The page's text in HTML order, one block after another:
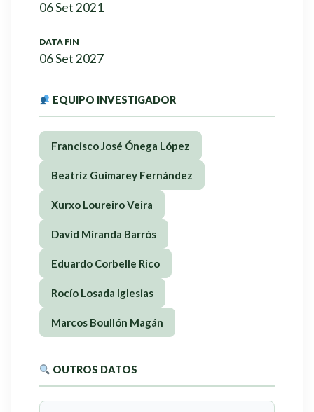
06 Set 2021
DATA FIN
06 Set 2027
EQUIPO INVESTIGADOR
Francisco José Ónega López
Beatriz Guimarey Fernández
Xurxo Loureiro Veira
David Miranda Barrós
Eduardo Corbelle Rico
Rocío Losada Iglesias
Marcos Boullón Magán
OUTROS DATOS